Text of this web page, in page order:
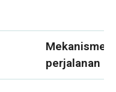
Mekanisme
perjalanan